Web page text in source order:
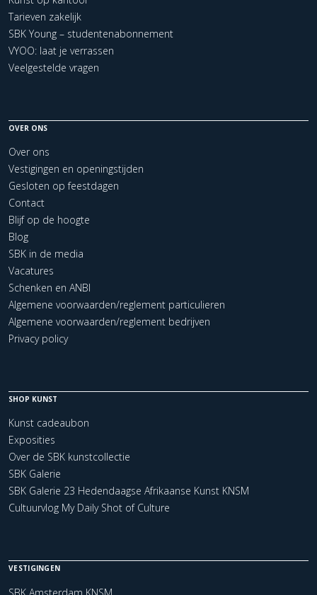
Tarieven zakelijk
SBK Young – studentenabonnement
VYOO: laat je verrassen
Veelgestelde vragen
OVER ONS
Over ons
Vestigingen en openingstijden
Gesloten op feestdagen
Contact
Blijf op de hoogte
Blog
SBK in de media
Vacatures
Schenken en ANBI
Algemene voorwaarden/reglement particulieren
Algemene voorwaarden/reglement bedrijven
Privacy policy
SHOP KUNST
Kunst cadeaubon
Exposities
Over de SBK kunstcollectie
SBK Galerie
SBK Galerie 23 Hedendaagse Afrikaanse Kunst KNSM
Cultuurvlog My Daily Shot of Culture
VESTIGINGEN
SBK Amsterdam KNSM